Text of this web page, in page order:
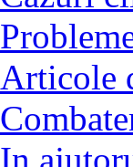
Articole